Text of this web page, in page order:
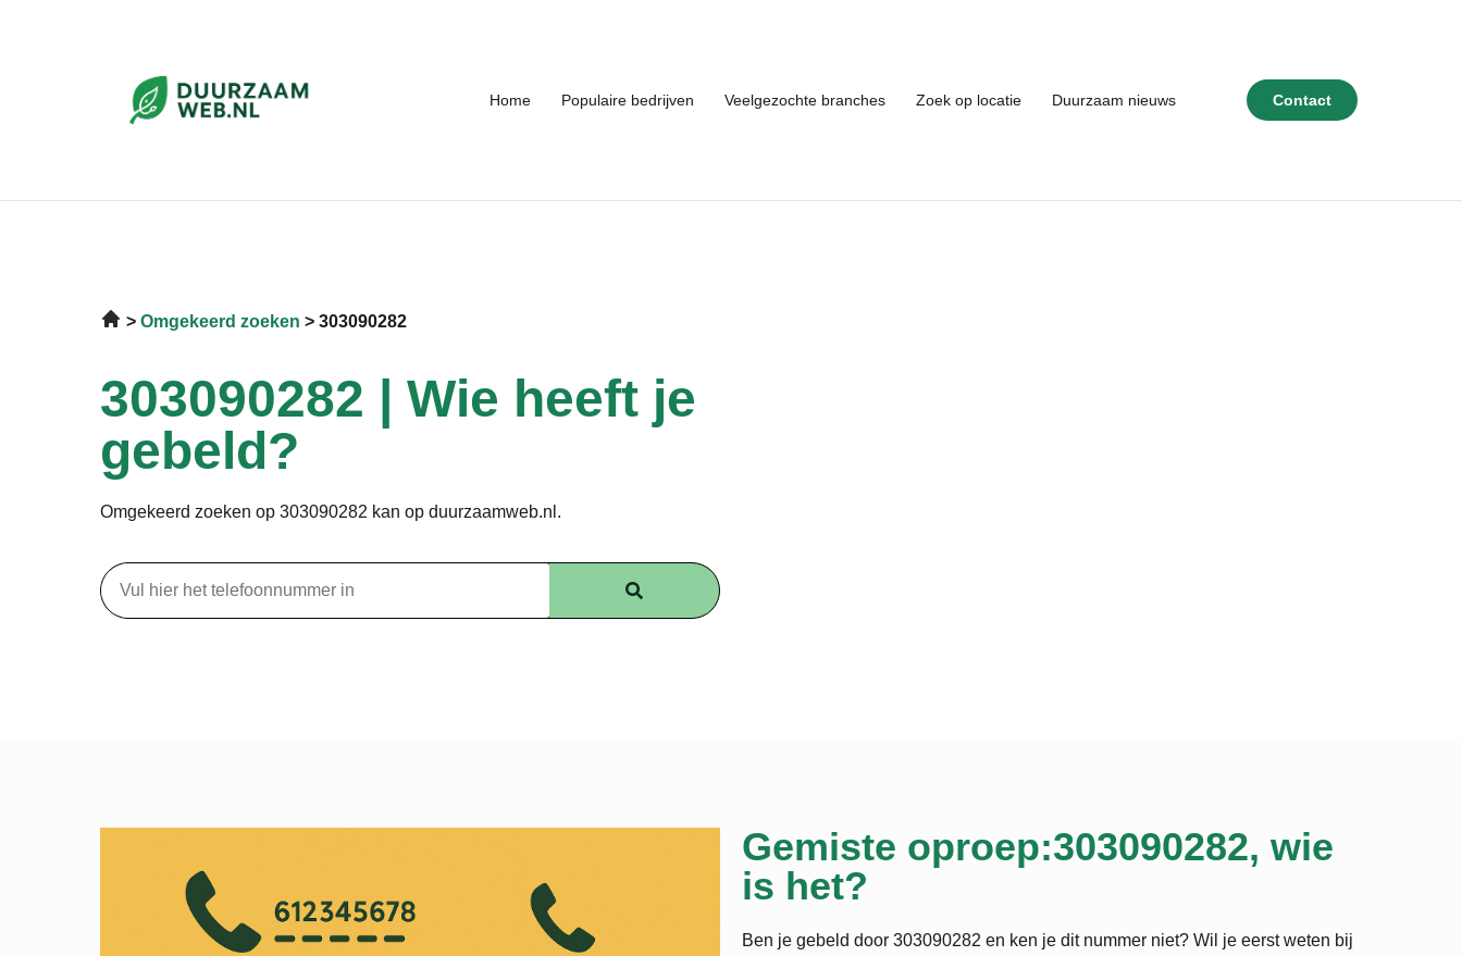
Home Populaire bedrijven Veelgezochte branches Zoek op locatie Duurzaam nieuws Contact
Omgekeerd zoeken 303090282
303090282 | Wie heeft je
gebeld?
Omgekeerd zoeken op 303090282 kan op duurzaamweb.nl.
Gemiste oproep:303090282, wie
is het?
Ben je gebeld door 303090282 en ken je dit nummer niet? Wil je eerst weten bij